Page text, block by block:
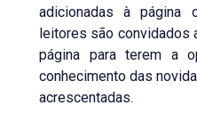
adicionadas à página
leitores são convidados
página para terem a
conhecimento das
acrescentadas.